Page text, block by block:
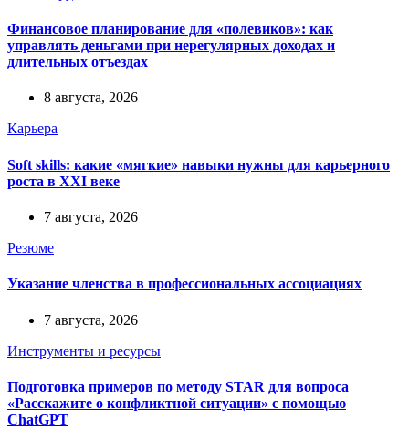
Финансовое планирование для «полевиков»: как
управлять деньгами при нерегулярных доходах и
длительных отъездах
8 августа, 2026
Карьера
Soft skills: какие «мягкие» навыки нужны для карьерного
роста в XXI веке
7 августа, 2026
Резюме
Указание членства в профессиональных ассоциациях
7 августа, 2026
Инструменты и ресурсы
Подготовка примеров по методу STAR для вопроса
«Расскажите о конфликтной ситуации» с помощью
ChatGPT